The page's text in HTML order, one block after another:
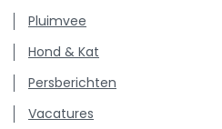
Pluimvee
Hond & Kat
Persberichten
Vacatures